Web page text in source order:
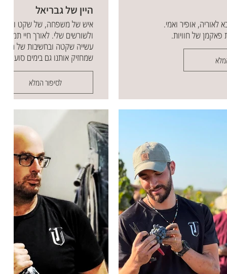
פאקמן של חוויות.
היין של גבריאל
איש של משפחה, של שקט ושל
ולשורשים שלי. לאורך חיי תמיד
עשייה שקטה ובחשיבות של
שמחזיק אותנו גם בימים סוערים.
לסיפור המלא